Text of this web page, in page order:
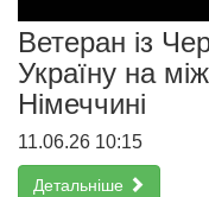
Ветеран із
Україну на
Німеччині
11.06.26 10:15
Детальніше